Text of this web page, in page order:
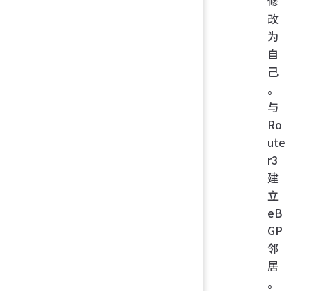
改
为
自
己
。
与
Ro
ute
r3
建
立
eB
GP
邻
居
。